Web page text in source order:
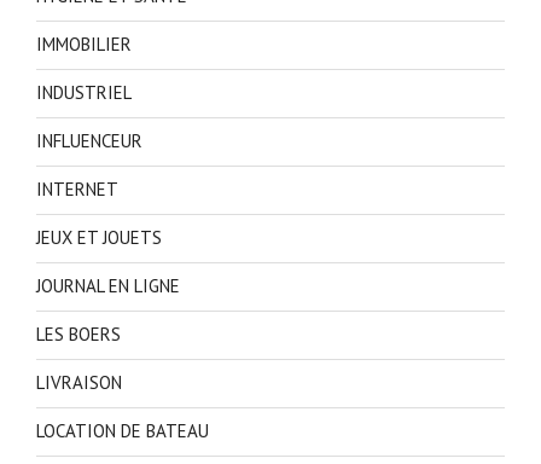
IMMOBILIER
INDUSTRIEL
INFLUENCEUR
INTERNET
JEUX ET JOUETS
JOURNAL EN LIGNE
LES BOERS
LIVRAISON
LOCATION DE BATEAU